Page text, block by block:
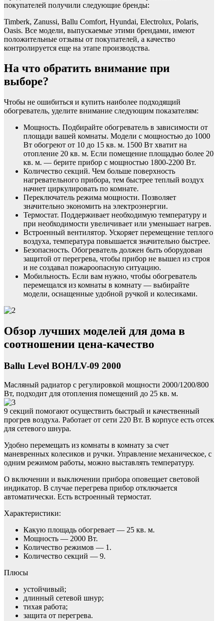
покупателей получили следующие бренды:
Timberk, Zanussi, Ballu Comfort, Hyundai, Electrolux, Polaris,
Oasis. Все модели, выпускаемые этими брендами, имеют
положительные отзывы от покупателей, а качество
контролируется еще на этапе производства.
На что обратить внимание при
выборе?
Чтобы не ошибиться и купить наиболее подходящий
обогреватель, уделите внимание следующим показателям:
Мощность. Подбирайте обогреватель в зависимости от
площади вашей комнаты. Модели с мощностью до 1000
Вт обогреют от 10 до 15 кв. м. 1500 Вт хватит на
отопление 20 кв. м. Если помещение площадью более 20
кв. м. — берите прибор с мощностью 1800-2200 Вт.
Количество секций. Чем больше поверхность
нагревательного прибора, тем быстрее теплый воздух
начнет циркулировать по комнате.
Переключатель режима мощности. Позволяет
значительно экономить на электроэнергии.
Термостат. Поддерживает необходимую температуру и
при необходимости увеличивает или уменьшает нагрев.
Встроенный вентилятор. Ускоряет перемещение теплого
воздуха, температура повышается значительно быстрее.
Безопасность. Обогреватель должен быть оборудован
защитой от перегрева, чтобы прибор не вышел из строя
и не создавал пожароопасную ситуацию.
Мобильность. Если вам нужно, чтобы обогреватель
перемещался из комнаты в комнату — выбирайте
модели, оснащенные удобной ручкой и колесиками.
Обзор лучших моделей для дома в
соотношении цена-качество
Ballu Level BOH/LV-09 2000
Масляный радиатор с регулировкой мощности 2000/1200/800
Вт, подходит для отопления помещений до 25 кв. м.
9 секций помогают осуществить быстрый и качественный
прогрев воздуха. Работает от сети 220 Вт. В корпусе есть отсек
для сетевого шнура.
Удобно перемещать из комнаты в комнату за счет
маневренных колесиков и ручки. Управление механическое, с
одним режимом работы, можно выставлять температуру.
О включении и выключении прибора оповещает световой
индикатор. В случае перегрева прибор отключается
автоматически. Есть встроенный термостат.
Характеристики:
Какую площадь обогревает — 25 кв. м.
Мощность — 2000 Вт.
Количество режимов — 1.
Количество секций — 9.
Плюсы
устойчивый;
длинный сетевой шнур;
тихая работа;
защита от перегрева.